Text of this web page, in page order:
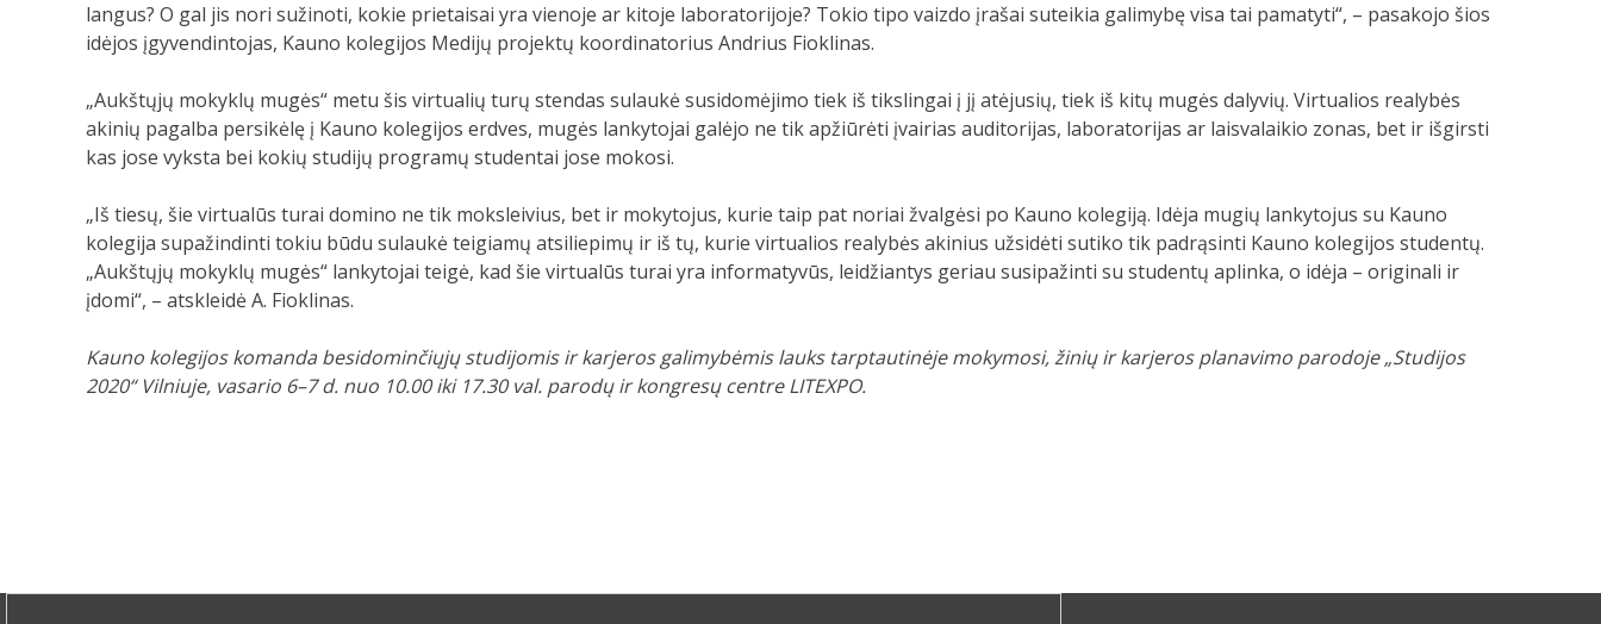
langus? O gal jis nori sužinoti, kokie prietaisai yra vienoje ar kitoje laboratorijoje? Tokio tipo vaizdo įrašai suteikia galimybę visa tai pamatyti“, – pasakojo šios
idėjos įgyvendintojas, Kauno kolegijos Medijų projektų koordinatorius Andrius Fioklinas.
„Aukštųjų mokyklų mugės“ metu šis virtualių turų stendas sulaukė susidomėjimo tiek iš tikslingai į jį atėjusių, tiek iš kitų mugės dalyvių. Virtualios realybės
akinių pagalba persikėlę į Kauno kolegijos erdves, mugės lankytojai galėjo ne tik apžiūrėti įvairias auditorijas, laboratorijas ar laisvalaikio zonas, bet ir išgirsti
kas jose vyksta bei kokių studijų programų studentai jose mokosi.
„Iš tiesų, šie virtualūs turai domino ne tik moksleivius, bet ir mokytojus, kurie taip pat noriai žvalgėsi po Kauno kolegiją. Idėja mugių lankytojus su Kauno
kolegija supažindinti tokiu būdu sulaukė teigiamų atsiliepimų ir iš tų, kurie virtualios realybės akinius užsidėti sutiko tik padrąsinti Kauno kolegijos studentų.
„Aukštųjų mokyklų mugės“ lankytojai teigė, kad šie virtualūs turai yra informatyvūs, leidžiantys geriau susipažinti su studentų aplinka, o idėja – originali ir
įdomi“, – atskleidė A. Fioklinas.
Kauno kolegijos komanda besidominčiųjų studijomis ir karjeros galimybėmis lauks tarptautinėje mokymosi, žinių ir karjeros planavimo parodoje „Studijos
2020“ Vilniuje, vasario 6–7 d. nuo 10.00 iki 17.30 val. parodų ir kongresų centre LITEXPO.